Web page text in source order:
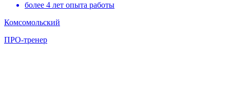
более 4 лет опыта работы
Комсомольский
ПРО-тренер